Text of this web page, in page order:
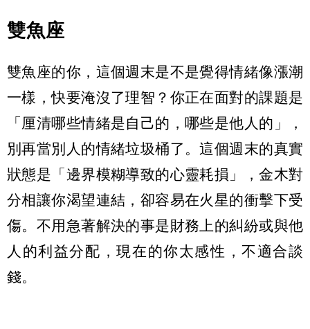
雙魚座
雙魚座的你，這個週末是不是覺得情緒像漲潮
一樣，快要淹沒了理智？你正在面對的課題是
「厘清哪些情緒是自己的，哪些是他人的」，
別再當別人的情緒垃圾桶了。這個週末的真實
狀態是「邊界模糊導致的心靈耗損」，金木對
分相讓你渴望連結，卻容易在火星的衝擊下受
傷。不用急著解決的事是財務上的糾紛或與他
人的利益分配，現在的你太感性，不適合談
錢。